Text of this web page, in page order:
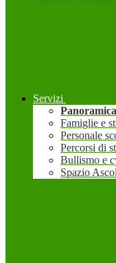
Servizi
Panoramica
Famiglie e
Personale
Percorsi di
Bullismo e
Spazio